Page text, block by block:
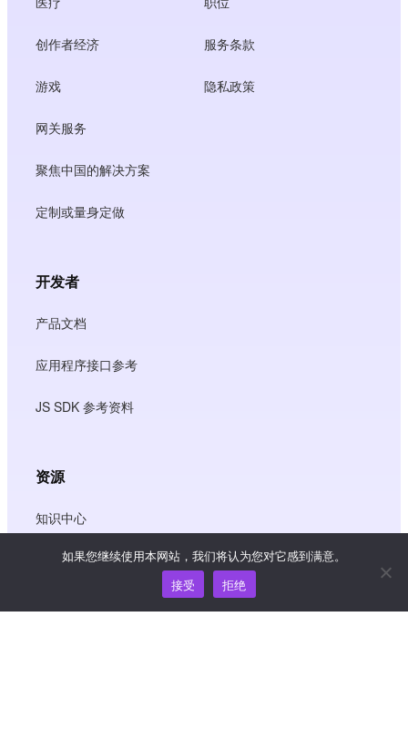
创作者经济
游戏
网关服务
聚焦中国的解决方案
定制或量身定做
服务条款
隐私政策
开发者
产品文档
应用程序接口参考
JS SDK 参考资料
资源
知识中心
如果您继续使用本网站，我们将认为您对它感到满意。
接受
拒绝